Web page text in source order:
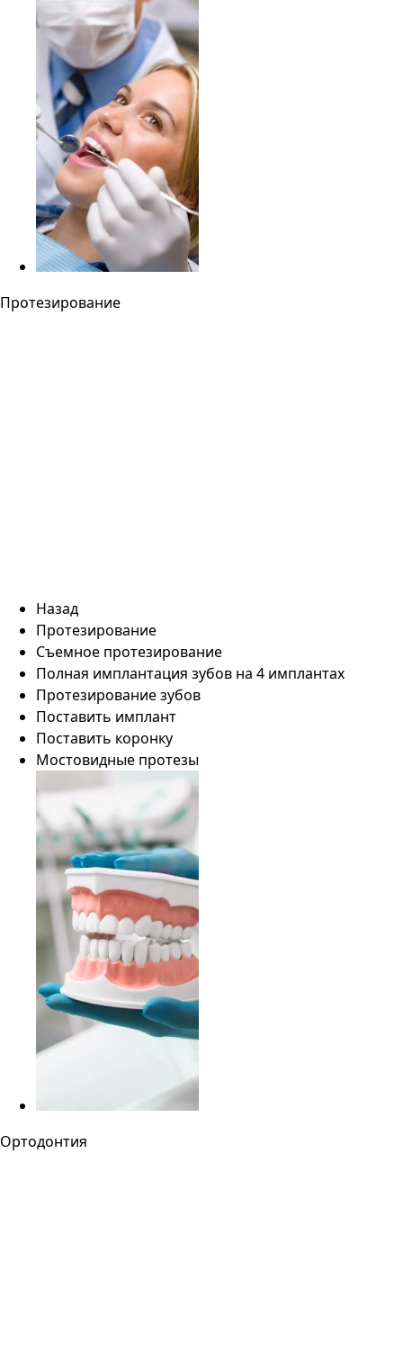
Протезирование
Назад
Протезирование
Съемное протезирование
Полная имплантация зубов на 4 имплантах
Протезирование зубов
Поставить имплант
Поставить коронку
Мостовидные протезы
Ортодонтия